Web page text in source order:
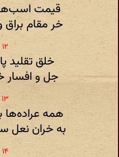
قیمت
خر مقام
خلق تقلید
جل و افسار
همه عراده‌ها
به خران نعل